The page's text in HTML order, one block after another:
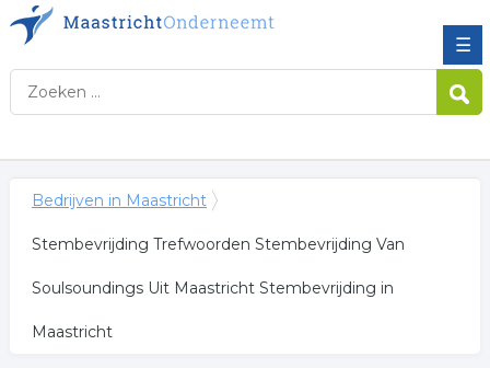
☰
Bedrijven in Maastricht
Stembevrijding Trefwoorden Stembevrijding Van
Soulsoundings Uit Maastricht Stembevrijding in
Maastricht